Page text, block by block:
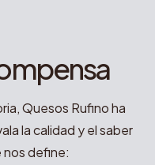
Quesos Rufino ha
la calidad y el saber
nos define: